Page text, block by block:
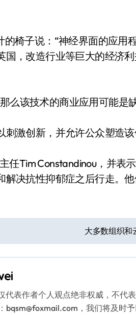
椅子说：“神经界面的应用
，改造行业等巨大的经济
么该技术的商业应用可能是缺
激创新，并允许公众塑造该
任Tim Constandinou，并表
决抗性抑郁症之后行走。
大多数组织和
表作者个人观点绝非权威，不代表
，我们将及时予